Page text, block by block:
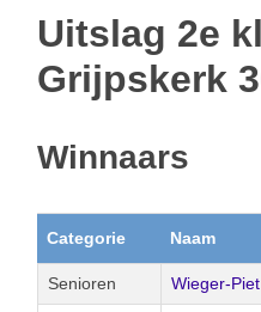
Uitslag 2e
Grijpskerk
Winnaars
Categorie Naam
Senioren Wieger-